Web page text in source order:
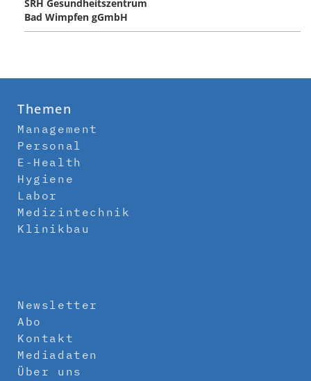
SRH Gesundheitszentrum
Bad Wimpfen gGmbH
Themen
Management
Personal
E-Health
Hygiene
Labor
Medizintechnik
Klinikbau
Newsletter
Abo
Kontakt
Mediadaten
Über uns